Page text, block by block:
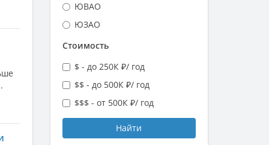
ЮВАО
ЮЗАО
Стоимость
$ - до 250К ₽/ год
$$ - до 500К ₽/ год
$$$ - от 500К ₽/ год
Найти